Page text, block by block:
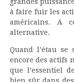
grandes
à faire fuir les
américains. A
alternative.
Quand l’étau
encore des actifs
que l’essentiel